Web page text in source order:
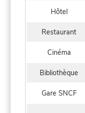
Hôtel
Restaurant
Cinéma
Bibliothèque
Gare SNCF